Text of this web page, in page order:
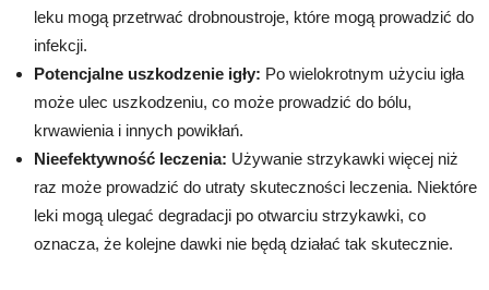
leku mogą przetrwać drobnoustroje, które mogą prowadzić do
infekcji.
Potencjalne uszkodzenie igły: Po wielokrotnym użyciu igła
może ulec uszkodzeniu, co może prowadzić do bólu,
krwawienia i innych powikłań.
Nieefektywność leczenia: Używanie strzykawki więcej niż
raz może prowadzić do utraty skuteczności leczenia. Niektóre
leki mogą ulegać degradacji po otwarciu strzykawki, co
oznacza, że kolejne dawki nie będą działać tak skutecznie.